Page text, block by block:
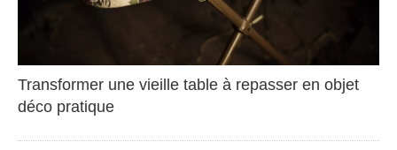
Transformer une vieille table à repasser en objet
déco pratique